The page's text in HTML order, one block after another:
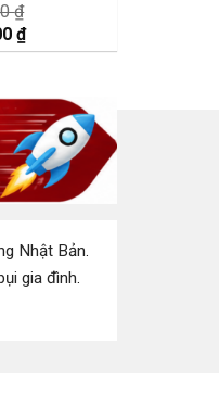
₫
₫.
₫Giá
hiện
là:
10.990.000 ₫.
Nhật Bản.
gia đình.